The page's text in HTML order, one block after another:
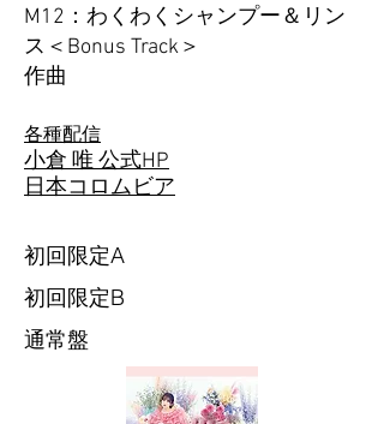
M12：わくわくシャンプー＆リン
ス＜Bonus Track＞
​作曲
各種配信
小倉 唯 公式HP
​日本コロムビア
初回限定A
初回限定B
​通常盤